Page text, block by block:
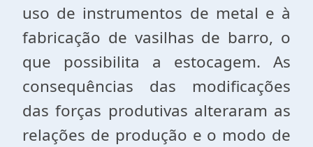
uso de instrumentos de metal e à
fabricação de vasilhas de barro, o
que possibilita a estocagem. As
consequências das modificações
das forças produtivas alteraram as
relações de produção e o modo de